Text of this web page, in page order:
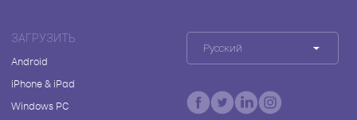
ЗАГРУЗИТЬ
Android
iPhone & iPad
Windows PC
Русский